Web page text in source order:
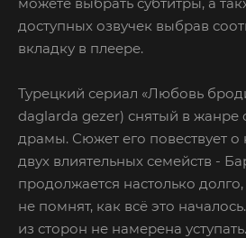
доступных озвучек выбрав
вкладку в плеере.
Турецкий сериал «Любовь
daglarda gezer) снятый в жанре
драмы. Сюжет его повествует
двух влиятельных семейств -
продолжается настолько
не помнят, как всё это
из сторон не намерена